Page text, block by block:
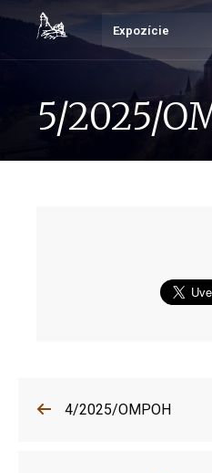
Expozície
5/2025/
4/2025/OMPOH